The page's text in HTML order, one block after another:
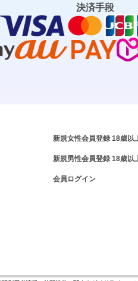
決済手段
新規女性会員登録 18歳以
新規男性会員登録 18歳以
会員ログイン